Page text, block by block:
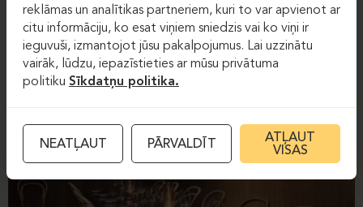
reklāmas un analītikas partneriem, kuri to var apvienot ar
citu informāciju, ko esat viņiem sniedzis vai ko viņi ir
ieguvuši, izmantojot jūsu pakalpojumus. Lai uzzinātu
vairāk, lūdzu, iepazīstieties ar mūsu privātuma
politiku Sīkdatņu politika.
NEATĻAUT PĀRVALDĪT
ATĻAUT
VISAS